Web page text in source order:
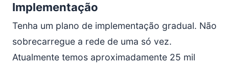
Implementação
Tenha um plano de implementação gradual. Não
sobrecarregue a rede de uma só vez.
Atualmente temos aproximadamente 25 mil